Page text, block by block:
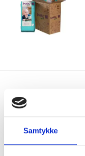
Samtykke